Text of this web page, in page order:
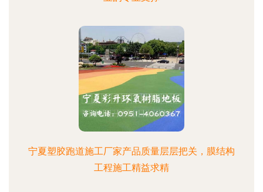
宁夏塑胶跑道施工厂家产品质量层层把关，膜结构
工程施工精益求精